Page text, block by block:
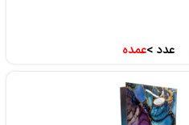
عدد >عمده